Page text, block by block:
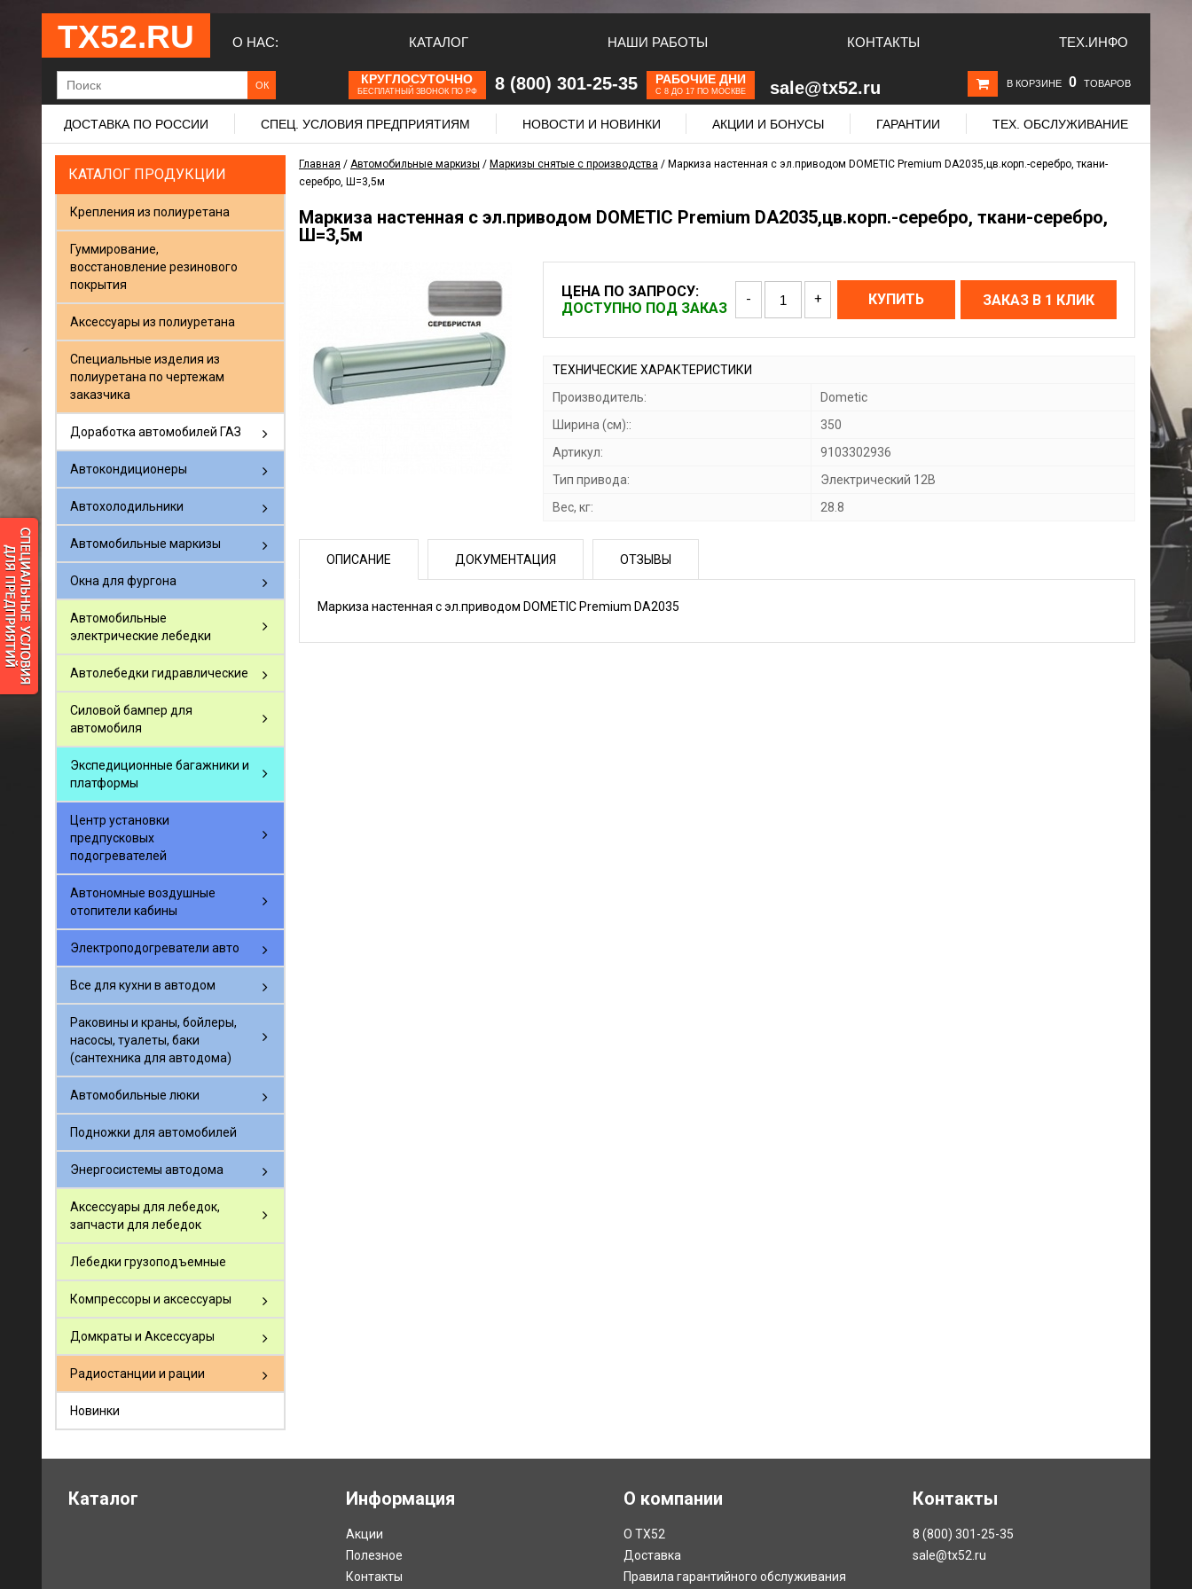
ТХ52.RU О НАС: КАТАЛОГ НАШИ РАБОТЫ КОНТАКТЫ ТЕХ.ИНФО
КРУГЛОСУТОЧНО
БЕСПЛАТНЫЙ ЗВОНОК ПО РФ 8 (800) 301-25-35 РАБОЧИЕ ДНИ
С 8 ДО 17 ПО МОСКВЕ sale@tx52.ru В КОРЗИНЕ 0 ТОВАРОВ
ДОСТАВКА ПО РОССИИ СПЕЦ. УСЛОВИЯ ПРЕДПРИЯТИЯМ НОВОСТИ И НОВИНКИ АКЦИИ И БОНУСЫ ГАРАНТИИ ТЕХ. ОБСЛУЖИВАНИЕ
КАТАЛОГ ПРОДУКЦИИ
Крепления из полиуретана
Гуммирование,
восстановление резинового
покрытия
Аксессуары из полиуретана
Специальные изделия из
полиуретана по чертежам
заказчика
Доработка автомобилей ГАЗ
Автокондиционеры
Автохолодильники
Автомобильные маркизы
Окна для фургона
Автомобильные
электрические лебедки
Автолебедки гидравлические
Силовой бампер для
автомобиля
Экспедиционные багажники и
платформы
Центр установки
предпусковых
подогревателей
Автономные воздушные
отопители кабины
Электроподогреватели авто
Все для кухни в автодом
Раковины и краны, бойлеры,
насосы, туалеты, баки
(сантехника для автодома)
Автомобильные люки
Подножки для автомобилей
Энергосистемы автодома
Аксессуары для лебедок,
запчасти для лебедок
Лебедки грузоподъемные
Компрессоры и аксессуары
Домкраты и Аксессуары
Радиостанции и рации
Новинки
Главная / Автомобильные маркизы / Маркизы снятые с производства / Маркиза настенная с эл.приводом DOMETIC Premium DA2035,цв.корп.-серебро, ткани-
серебро, Ш=3,5м
Маркиза настенная с эл.приводом DOMETIC Premium DA2035,цв.корп.-серебро, ткани-серебро,
Ш=3,5м
ЦЕНА ПО ЗАПРОСУ:
ДОСТУПНО ПОД ЗАКАЗ
- + КУПИТЬ ЗАКАЗ В 1 КЛИК
ТЕХНИЧЕСКИЕ ХАРАКТЕРИСТИКИ
Производитель:
Dometic
Ширина (см)::
350
Артикул:
9103302936
Тип привода:
Электрический 12В
Вес, кг:
28.8
ОПИСАНИЕ ДОКУМЕНТАЦИЯ ОТЗЫВЫ
Маркиза настенная с эл.приводом DOMETIC Premium DA2035
Каталог Информация
Акции
Полезное
Контакты
О компании
О ТХ52
Доставка
Правила гарантийного обслуживания
Контакты
8 (800) 301-25-35
sale@tx52.ru